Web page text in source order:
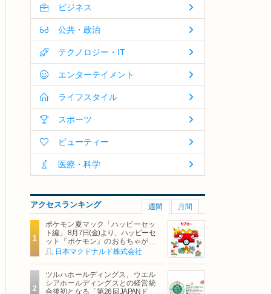
ビジネス
公共・政治
テクノロジー・IT
エンターテイメント
ライフスタイル
スポーツ
ビューティー
医療・科学
アクセスランキング 週間 月間
ポケモン夏マック「ハッピーセッ
ト編」 8月7日(金)より、ハッピーセ
ット『ポケモン』のおもちゃが期
間限定登場
日本マクドナルド株式会社
ツルハホールディングス、ウエル
シアホールディングスとの経営統
合後初となる「第26回JAPANドラ